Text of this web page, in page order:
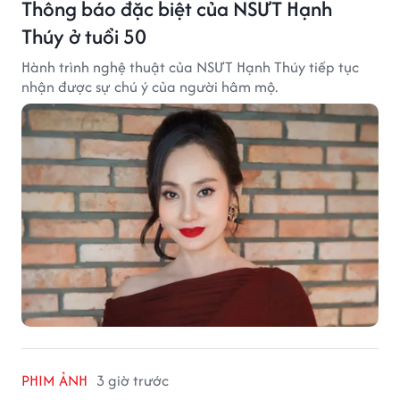
Thông báo đặc biệt của NSƯT Hạnh
Thúy ở tuổi 50
Hành trình nghệ thuật của NSƯT Hạnh Thúy tiếp tục
nhận được sự chú ý của người hâm mộ.
PHIM ẢNH 3 giờ trước